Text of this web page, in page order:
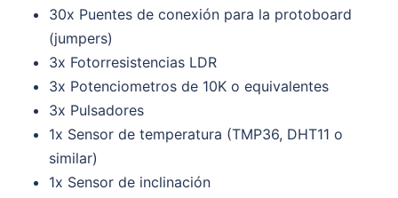
30x Puentes de conexión para la protoboard
(jumpers)
3x Fotorresistencias LDR
3x Potenciometros de 10K o equivalentes
3x Pulsadores
1x Sensor de temperatura (TMP36, DHT11 o
similar)
1x Sensor de inclinación